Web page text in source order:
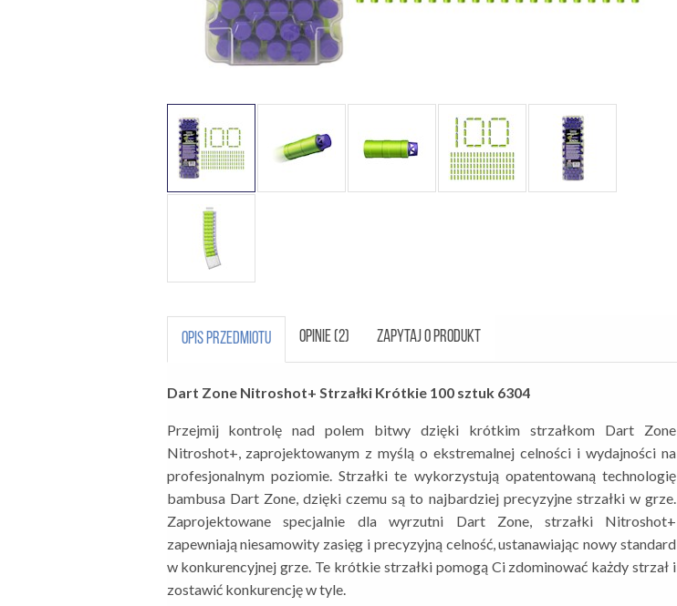
OPIS PRZEDMIOTU OPINIE (2) ZAPYTAJ O PRODUKT
Dart Zone Nitroshot+ Strzałki Krótkie 100 sztuk 6304
Przejmij kontrolę nad polem bitwy dzięki krótkim strzałkom Dart Zone
Nitroshot+, zaprojektowanym z myślą o ekstremalnej celności i wydajności na
profesjonalnym poziomie. Strzałki te wykorzystują opatentowaną technologię
bambusa Dart Zone, dzięki czemu są to najbardziej precyzyjne strzałki w grze.
Zaprojektowane specjalnie dla wyrzutni Dart Zone, strzałki Nitroshot+
zapewniają niesamowity zasięg i precyzyjną celność, ustanawiając nowy standard
w konkurencyjnej grze. Te krótkie strzałki pomogą Ci zdominować każdy strzał i
zostawić konkurencję w tyle.